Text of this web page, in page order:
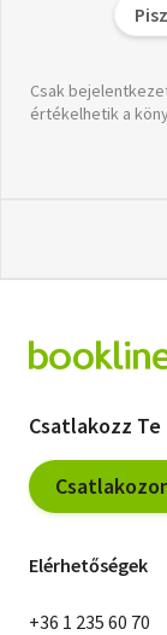
Csak
értékelhetik a
Csatlakozz
Elérhetőségek
+36 1 235 60 70